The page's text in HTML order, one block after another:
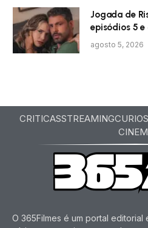
Jogada de
episódios 5
agosto 5, 2026
CRITICASSTREAMING
O 365Filmes é um portal editorial